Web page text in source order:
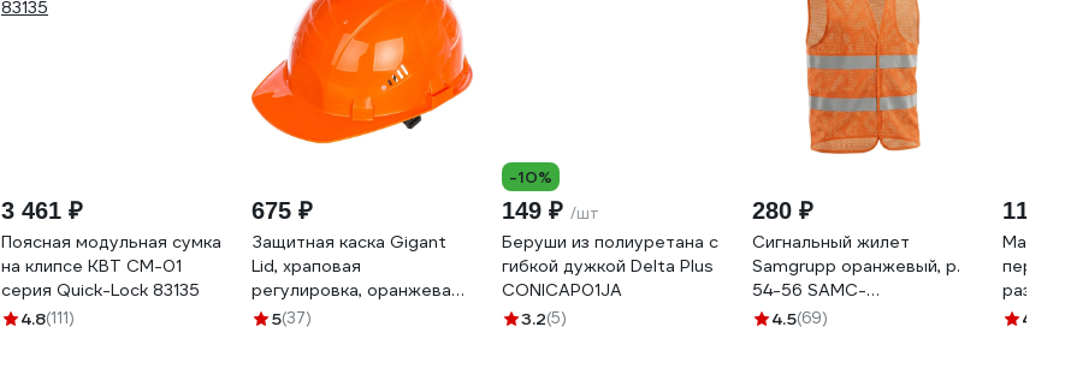
3 461 ₽
Поясная модульная сумка
на клипсе КВТ СМ-01
серия Quick-Lock 83135
4.8(111)
675 ₽
Защитная каска Gigant
Lid, храповая
регулировка, оранжевая
GHL-21
5(37)
-10%
149 ₽ /шт
Беруши из полиуретана с
гибкой дужкой Delta Plus
CONICAP01JA
3.2(5)
280 ₽
Сигнальный жилет
Samgrupp оранжевый, р.
54-56 SAMC-
022200002
4.5(69)
110 ₽
размер
4.7